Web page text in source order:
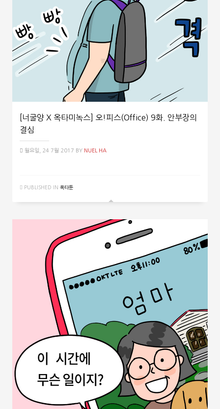
[너굴양 X 옥타미녹스] 오!피스(Office) 9화. 안부장의
결심
월요일, 24 7월 2017 BY NUEL HA
PUBLISHED IN 옥타툰